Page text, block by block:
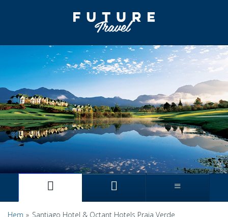
Hem » Santiago Hotel & Octant Hotels Praia Verde